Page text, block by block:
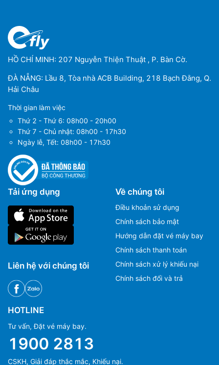
HỒ CHÍ MINH: 207 Nguyễn Thiện Thuật , P. Bàn Cờ.
ĐÀ NẴNG: Lầu 8, Tòa nhà ACB Building, 218 Bạch Đằng, Q.
Hải Châu
Thời gian làm việc
Thứ 2 - Thứ 6: 08h00 - 20h00
Thứ 7 - Chủ nhật: 08h00 - 17h30
Ngày lễ, Tết: 08h00 - 17h30
Tải ứng dụng
Liên hệ với chúng tôi
Về chúng tôi
Điều khoản sử dụng
Chính sách bảo mật
Hướng dẫn đặt vé máy bay
Chính sách thanh toán
Chính sách xử lý khiếu nại
Chính sách đổi và trả
HOTLINE
Tư vấn, Đặt vé máy bay.
1900 2813
CSKH, Giải đáp thắc mắc, Khiếu nại.